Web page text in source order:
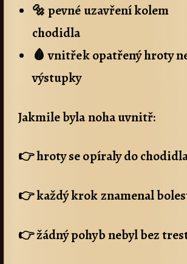
🔩 pevné uzavření kolem
chodidla
🩸 vnitřek opatřený hroty
výstupky
Jakmile byla noha uvnitř:
👉 hroty se opíraly do
👉 každý krok znamenal
👉 žádný pohyb nebyl bez